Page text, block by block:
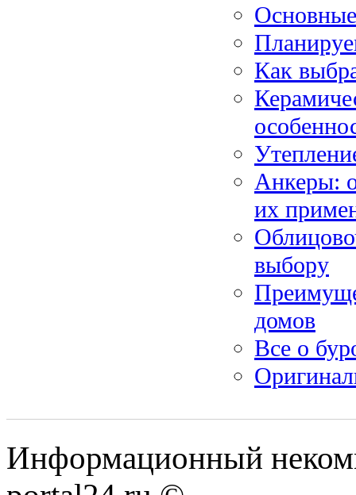
Как
Анкеры:
их
выбору
домов
Все о
Информационный